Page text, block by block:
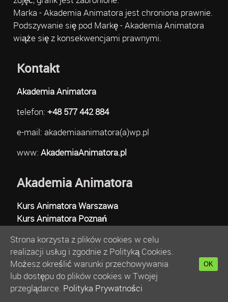
Marka - Akademia Animatora jest chroniona prawnie.
Podszywanie się pod Markę - Akademia Animatora
wiąże się z konsekwencjami prawnymi.
Kontakt
Akademia Animatora
telefon: +48 577 442 884
e-mail: akademiaanimatora(a)wp.pl
www: AkademiaAnimatora.pl
Akademia Animatora
Kurs Animatora Warszawa
Kurs Animatora Poznań
Kurs Animatora Katowice
Kurs Animatora Gdynia
Kurs Animatora Wrocław
Kurs Animatora Bydgoszcz
Kurs Animatora Łódź
Strona korzysta z plików cookies w celu
realizacji usług i zgodnie z Polityką Cookies.
Możesz określić warunki przechowywania
lub dostępu do plików cookies w Twojej
przeglądarce. Polityka Prywatności
OK